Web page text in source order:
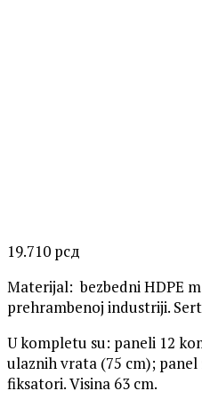
19.710 рсд
Materijal: bezbedni HDPE
prehrambenoj industriji.
U kompletu su: paneli 12
ulaznih vrata (75 cm);
fiksatori. Visina 63 cm.